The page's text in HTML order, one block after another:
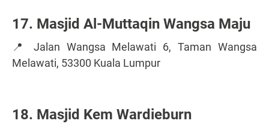
17. Masjid Al-Muttaqin Wangsa Maju
📍 Jalan Wangsa Melawati 6, Taman Wangsa
Melawati, 53300 Kuala Lumpur
18. Masjid Kem Wardieburn